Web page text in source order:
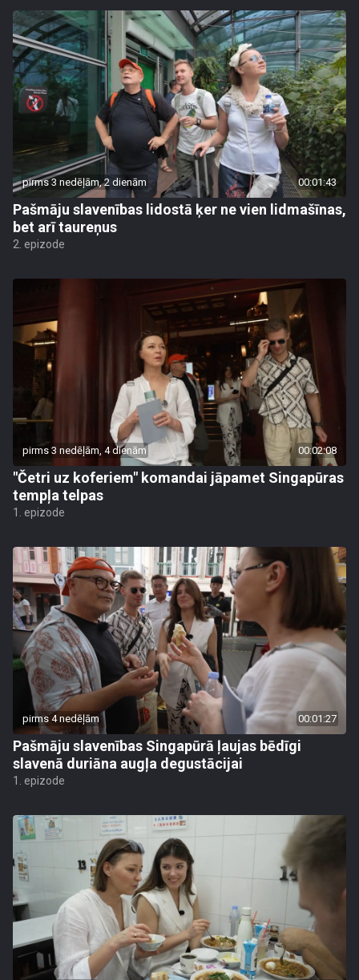
pirms 3 nedēļām, 2 dienām 00:01:43
Pašmāju slavenības lidostā ķer ne vien lidmašīnas,
bet arī taureņus
2. epizode
pirms 3 nedēļām, 4 dienām 00:02:08
"Četri uz koferiem" komandai jāpamet Singapūras
tempļa telpas
1. epizode
pirms 4 nedēļām 00:01:27
Pašmāju slavenības Singapūrā ļaujas bēdīgi
slavenā duriāna augļa degustācijai
1. epizode